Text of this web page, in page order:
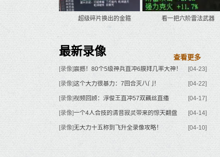
超级碎片换出的金箍 看一把六阶雷法武器
最新录像 查看更多
[录像]震撼！80个5级神兵直冲6膜拜几率大神！ [04-23]
[录像]这个大力很暴力：7回合灭八门！ [04-22]
[录像]视频回顾：淳俊王直冲57双藕丝直播 [04-17]
[录像]一个4人合技的清音寂灵带来的惊天翻盘 [04-14]
[录像]无大力十五称到飞升全录像攻略！ [04-10]